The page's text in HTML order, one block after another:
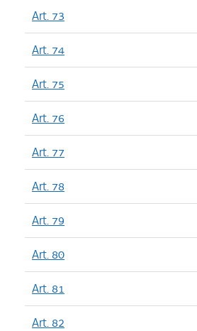
Art. 73
Art. 74
Art. 75
Art. 76
Art. 77
Art. 78
Art. 79
Art. 80
Art. 81
Art. 82